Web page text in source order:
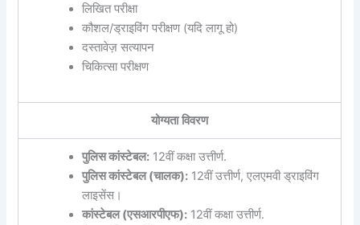
लिखित परीक्षा
कौशल/ड्राइविंग परीक्षण (यदि लागू हो)
दस्तावेज़ सत्यापन
चिकित्सा परीक्षण
योग्यता विवरण
पुलिस कांस्टेबल:12वीं कक्षा उत्तीर्ण.
पुलिस कांस्टेबल (चालक):12वीं उत्तीर्ण, एलएमवी ड्राइविंग
लाइसेंस।
कांस्टेबल (एसआरपीएफ):12वीं कक्षा उत्तीर्ण.